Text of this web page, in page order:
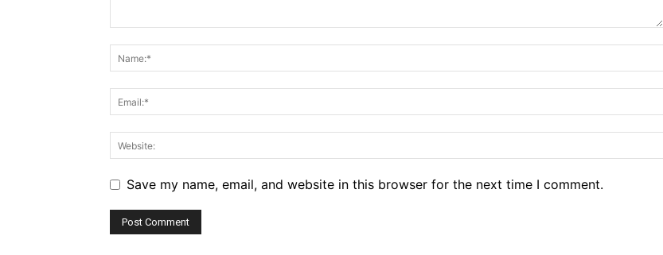
Save my name, email, and website in this browser for the next time I comment.